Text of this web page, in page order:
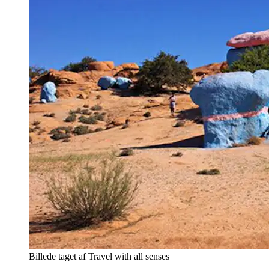
Billede taget af Travel with all senses